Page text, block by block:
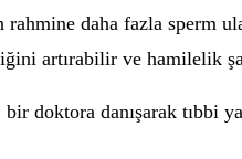
daha fazla sperm
artırabilir ve hamilelik
doktora danışarak tıbbi